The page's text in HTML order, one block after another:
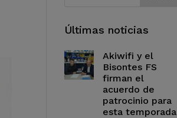
Últimas noticias
Akiwifi y el
Bisontes FS
firman el
acuerdo de
patrocinio para
esta temporada